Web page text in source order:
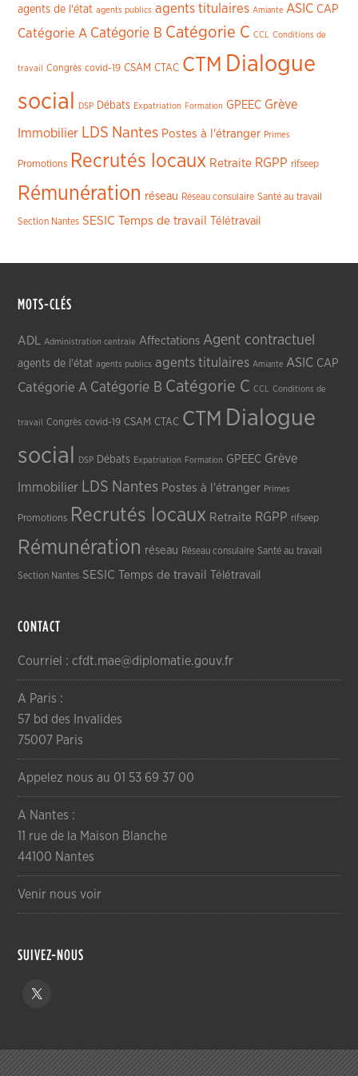
agents de l'état agents publics agents titulaires Amiante ASIC CAP
Catégorie A Catégorie B Catégorie C CCL Conditions de
travail Congrès covid-19 CSAM CTAC CTM Dialogue
social
DSP Débats Expatriation Formation GPEEC Grève
Immobilier LDS Nantes Postes à l'étranger Primes
Promotions Recrutés locaux Retraite RGPP rifseep
Rémunération réseau Réseau consulaire Santé au travail
Section Nantes SESIC Temps de travail Télétravail
MOTS-CLÉS
ADL Administration centrale Affectations Agent contractuel
agents de l'état agents publics agents titulaires Amiante ASIC CAP
Catégorie A Catégorie B Catégorie C CCL Conditions de
travail Congrès covid-19 CSAM CTAC CTM Dialogue
social
DSP Débats Expatriation Formation GPEEC Grève
Immobilier LDS Nantes Postes à l'étranger Primes
Promotions Recrutés locaux Retraite RGPP rifseep
Rémunération réseau Réseau consulaire Santé au travail
Section Nantes SESIC Temps de travail Télétravail
CONTACT
Courriel : cfdt.mae@diplomatie.gouv.fr
A Paris :
57 bd des Invalides
75007 Paris
Appelez nous au 01 53 69 37 00
A Nantes :
11 rue de la Maison Blanche
44100 Nantes
Venir nous voir
SUIVEZ-NOUS